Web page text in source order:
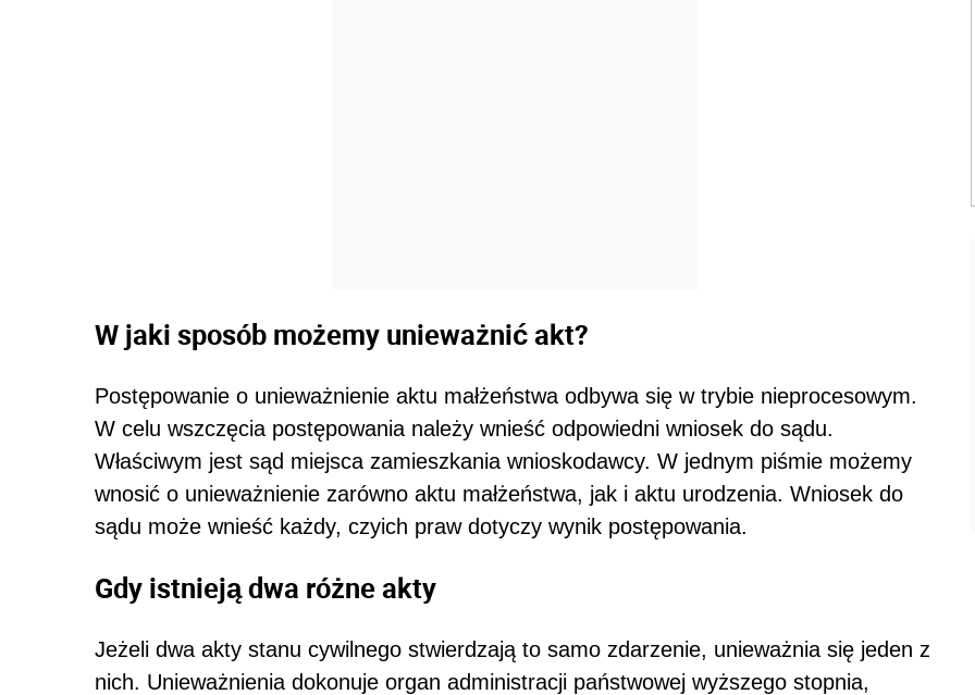
W jaki sposób możemy unieważnić akt?
Postępowanie o unieważnienie aktu małżeństwa odbywa się w trybie nieprocesowym.
W celu wszczęcia postępowania należy wnieść odpowiedni wniosek do sądu.
Właściwym jest sąd miejsca zamieszkania wnioskodawcy. W jednym piśmie możemy
wnosić o unieważnienie zarówno aktu małżeństwa, jak i aktu urodzenia. Wniosek do
sądu może wnieść każdy, czyich praw dotyczy wynik postępowania.
Gdy istnieją dwa różne akty
Jeżeli dwa akty stanu cywilnego stwierdzają to samo zdarzenie, unieważnia się jeden z
nich. Unieważnienia dokonuje organ administracji państwowej wyższego stopnia,